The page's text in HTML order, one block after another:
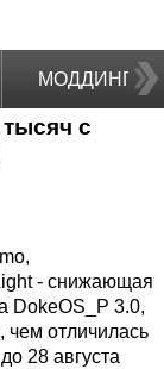
МОДДИНГ
с
- снижающая
DokeOS_P 3.0,
чем отличилась
28 августа